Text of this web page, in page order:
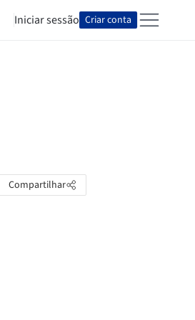
Iniciar sessão Criar conta
Compartilhar